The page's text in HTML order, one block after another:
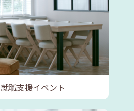
就職支援イベント